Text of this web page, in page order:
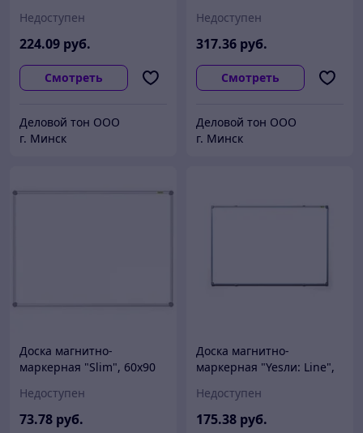
Недоступен
224.09 руб.
Смотреть
Деловой тон ООО
г. Минск
Недоступен
317.36 руб.
Смотреть
Деловой тон ООО
г. Минск
Доска магнитно-
маркерная "Slim", 60x90
Недоступен
73.78 руб.
Доска магнитно-
маркерная "Yesли: Line",
Недоступен
175.38 руб.